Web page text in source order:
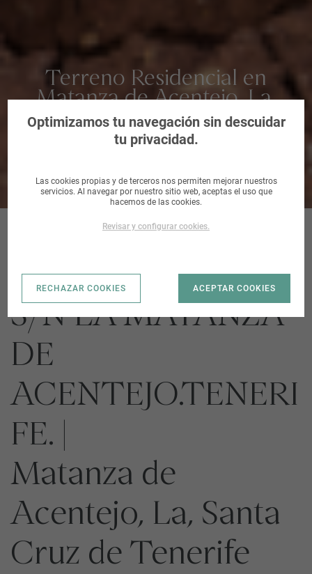
Terreno Residencial en
Matanza de Acentejo, La,
Santa Cruz de Tenerife
CALLE LIMERAS,
S/N LA MATANZA
DE
ACENTEJO.TENERI
FE. |
Matanza de
Acentejo, La, Santa
Cruz de Tenerife
Optimizamos tu navegación sin descuidar
tu privacidad.
Las cookies propias y de terceros nos permiten mejorar nuestros
servicios. Al navegar por nuestro sitio web, aceptas el uso que
hacemos de las cookies.
Revisar y configurar cookies.
RECHAZAR COOKIES ACEPTAR COOKIES